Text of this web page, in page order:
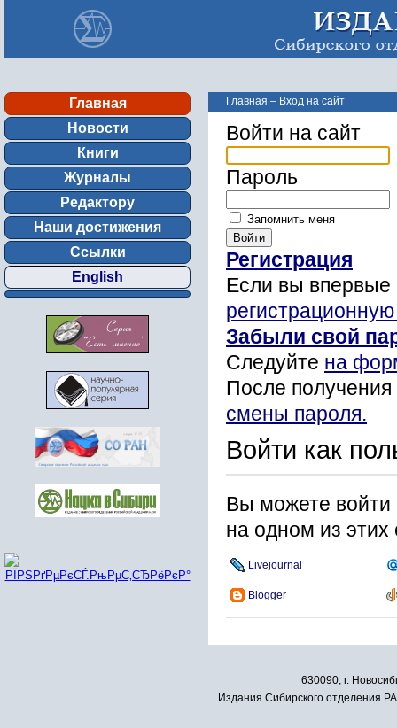
Главная
Новости
Книги
Журналы
Редактору
Наши достижения
Ссылки
English
Главная – Вход на сайт
Войти на сайт
Пароль
Запомнить меня
Регистрация
Если вы впервые
Забыли свой
Следуйте на
После
смены пароля.
Войти как
Вы можете войти
на одном из этих
Livejournal
Blogger
630090, г.
Издания Сибирского отделения